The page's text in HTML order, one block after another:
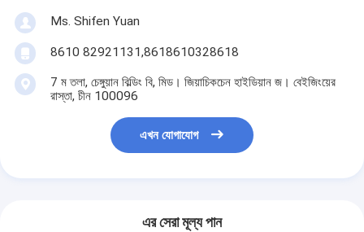
Ms. Shifen Yuan
8610 82921131,8618610328618
7 ম তলা, চেঙ্গুয়ান বিল্ডিং বি, মিড। জিয়াচিকচেন হাইডিয়ান জ। বেইজিংয়ের
রাস্তা, চীন 100096
এখন যোগাযোগ
এর সেরা মূল্য পান